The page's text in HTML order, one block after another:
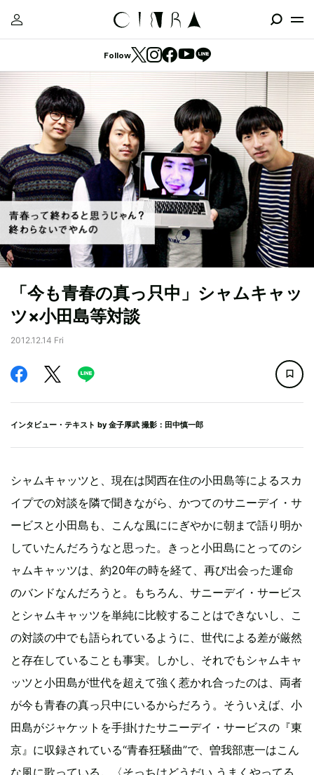
Follow
「今も青春の真っ只中」シャムキャッ
ツ×小田島等対談
2012.12.14 Fri
インタビュー・テキスト by 金子厚武 撮影：田中慎一郎
シャムキャッツと、現在は関西在住の小田島等によるスカ
イプでの対談を隣で聞きながら、かつてのサニーデイ・サ
ービスと小田島も、こんな風ににぎやかに朝まで語り明か
していたんだろうなと思った。きっと小田島にとってのシ
ャムキャッツは、約20年の時を経て、再び出会った運命
のバンドなんだろうと。もちろん、サニーデイ・サービス
とシャムキャッツを単純に比較することはできないし、こ
の対談の中でも語られているように、世代による差が厳然
と存在していることも事実。しかし、それでもシャムキャ
ッツと小田島が世代を超えて強く惹かれ合ったのは、両者
が今も青春の真っ只中にいるからだろう。そういえば、小
田島がジャケットを手掛けたサニーデイ・サービスの『東
京』に収録されている“青春狂騒曲”で、曽我部恵一はこん
な風に歌っている。〈そっちはどうだい うまくやってる